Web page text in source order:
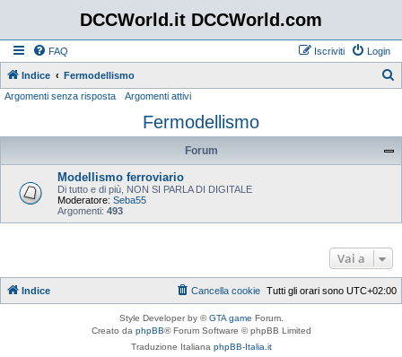
DCCWorld.it DCCWorld.com
FAQ Login
Iscriviti
Indice Fermodellismo
c
Argomenti senza risposta Argomenti attivi
Fermodellismo
Forum
Modellismo ferroviario
Di tutto e di più, NON SI PARLA DI DIGITALE
Moderatore: Seba55
Argomenti: 493
Vai a
Indice Tutti gli orari sono UTC+02:00
Cancella cookie
Style Developer by ©GTA game Forum.
Creato da phpBB® Forum Software © phpBB Limited
Traduzione Italiana phpBB-Italia.it